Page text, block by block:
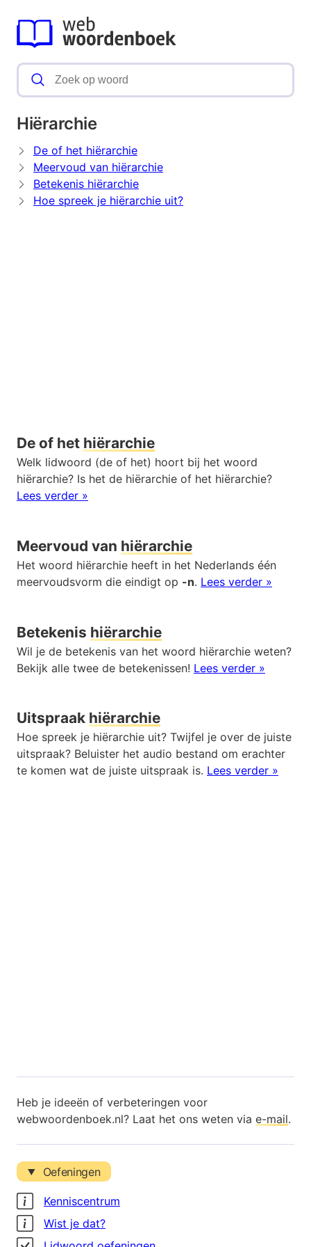
Hiërarchie
De of het hiërarchie
Meervoud van hiërarchie
Betekenis hiërarchie
Hoe spreek je hiërarchie uit?
De of het hiërarchie
Welk lidwoord (de of het) hoort bij het woord
hiërarchie? Is het de hiërarchie of het hiërarchie?
Lees verder »
Meervoud van hiërarchie
Het woord hiërarchie heeft in het Nederlands één
meervoudsvorm die eindigt op -n. Lees verder »
Betekenis hiërarchie
Wil je de betekenis van het woord hiërarchie weten?
Bekijk alle twee de betekenissen! Lees verder »
Uitspraak hiërarchie
Hoe spreek je hiërarchie uit? Twijfel je over de juiste
uitspraak? Beluister het audio bestand om erachter
te komen wat de juiste uitspraak is. Lees verder »
Heb je ideeën of verbeteringen voor
webwoordenboek.nl? Laat het ons weten via e-mail.
Oefeningen
Kenniscentrum
Wist je dat?